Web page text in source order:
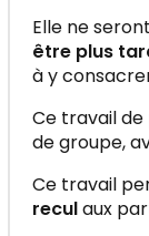
Elle ne
être plus
à y
Ce travail
de groupe,
Ce travail
reculaux